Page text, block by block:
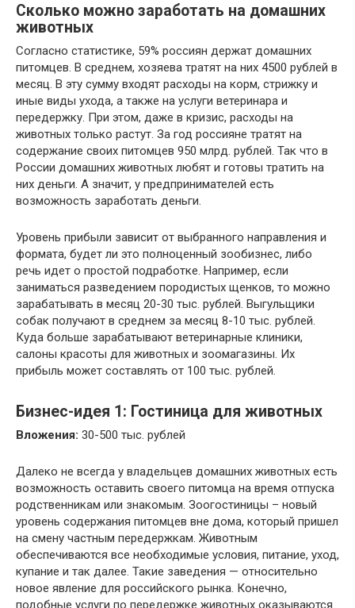
Сколько можно заработать на домашних
животных
Согласно статистике, 59% россиян держат домашних
питомцев. В среднем, хозяева тратят на них 4500 рублей в
месяц. В эту сумму входят расходы на корм, стрижку и
иные виды ухода, а также на услуги ветеринара и
передержку. При этом, даже в кризис, расходы на
животных только растут. За год россияне тратят на
содержание своих питомцев 950 млрд. рублей. Так что в
России домашних животных любят и готовы тратить на
них деньги. А значит, у предпринимателей есть
возможность заработать деньги.
Уровень прибыли зависит от выбранного направления и
формата, будет ли это полноценный зообизнес, либо
речь идет о простой подработке. Например, если
заниматься разведением породистых щенков, то можно
зарабатывать в месяц 20-30 тыс. рублей. Выгульщики
собак получают в среднем за месяц 8-10 тыс. рублей.
Куда больше зарабатывают ветеринарные клиники,
салоны красоты для животных и зоомагазины. Их
прибыль может составлять от 100 тыс. рублей.
Бизнес-идея 1: Гостиница для животных
Вложения: 30-500 тыс. рублей
Далеко не всегда у владельцев домашних животных есть
возможность оставить своего питомца на время отпуска
родственникам или знакомым. Зоогостиницы – новый
уровень содержания питомцев вне дома, который пришел
на смену частным передержкам. Животным
обеспечиваются все необходимые условия, питание, уход,
купание и так далее. Такие заведения — относительно
новое явление для российского рынка. Конечно,
подобные услуги по передержке животных оказываются